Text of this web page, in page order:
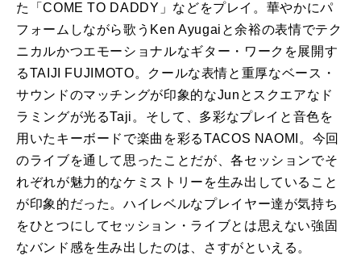
た「COME TO DADDY」などをプレイ。華やかにパ
フォームしながら歌うKen Ayugaiと余裕の表情でテク
ニカルかつエモーショナルなギター・ワークを展開す
るTAIJI FUJIMOTO。クールな表情と重厚なベース・
サウンドのマッチングが印象的なJunとスクエアなド
ラミングが光るTaji。そして、多彩なプレイと音色を
用いたキーボードで楽曲を彩るTACOS NAOMI。今回
のライブを通して思ったことだが、各セッションでそ
れぞれが魅力的なケミストリーを生み出していること
が印象的だった。ハイレベルなプレイヤー達が気持ち
をひとつにしてセッション・ライブとは思えない強固
なバンド感を生み出したのは、さすがといえる。